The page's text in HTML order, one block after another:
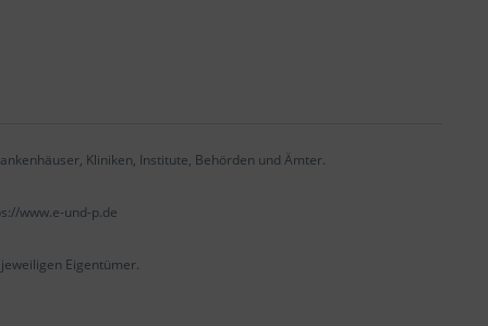
Kliniken, Institute, Behörden und Ämter.
www.e-und-p.de
Eigentümer.